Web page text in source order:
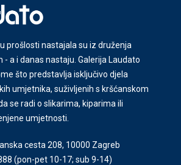
prošlosti nastajala su iz druženja
- a i danas nastaju. Galerija Laudato
što predstavlja isključivo djela
umjetnika, suživljenih s kršćanskom
se radi o slikarima, kiparima ili
umjetnosti.
cesta 208, 10000 Zagreb
(pon-pet 10-17; sub 9-14)